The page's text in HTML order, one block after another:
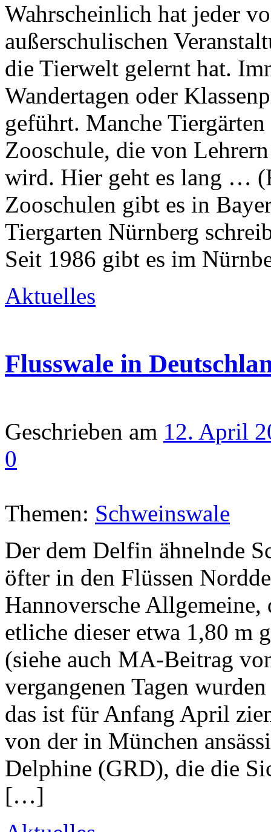
Wahrscheinlich hat jeder
außerschulischen
die Tierwelt gelernt hat.
Wandertagen oder
geführt. Manche
Zooschule, die von
wird. Hier geht es lang …
Zooschulen gibt es in
Tiergarten Nürnberg
Seit 1986 gibt es im
Aktuelles
Flusswale in
Geschrieben am 12. April
0
Themen: Schweinswale
Der dem Delfin ähnelnde
öfter in den Flüssen
Hannoversche Allgemeine,
etliche dieser etwa 1,80 m
(siehe auch MA-Beitrag
vergangenen Tagen
das ist für Anfang April
von der in München
Delphine (GRD), die die
[…]